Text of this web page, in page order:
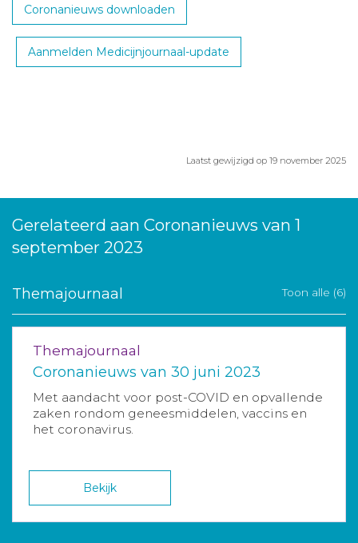
Coronanieuws downloaden
Aanmelden Medicijnjournaal-update
Laatst gewijzigd op 19 november 2025
Gerelateerd aan Coronanieuws van 1
september 2023
Themajournaal Toon alle (6)
Themajournaal
Coronanieuws van 30 juni 2023
Met aandacht voor post-COVID en opvallende
zaken rondom geneesmiddelen, vaccins en
het coronavirus.
Bekijk